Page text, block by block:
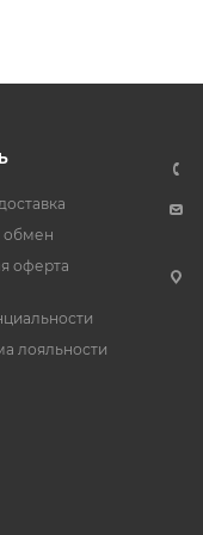
обмен
оферта
лояльности